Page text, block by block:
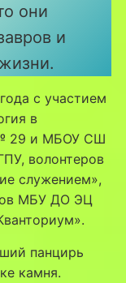
они
и
с участием
в
29 и МБОУ СШ
волонтеров
служением»,
МБУ ДО ЭЦ
панцирь
камня.